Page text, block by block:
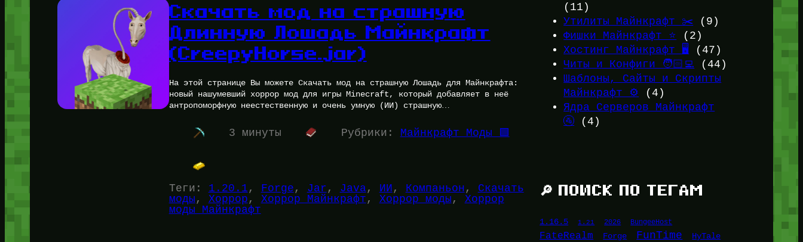
Скачать мод на страшную
Длинную Лошадь Майнкрафт
(CreepyHorse.jar)
На этой странице Вы можете Скачать мод на страшную Лошадь для Майнкрафта:
новый нашумевший хоррор мод для игры Minecraft, который добавляет в неё
антропоморфную неестественную и очень умную (ИИ) страшную…
3 минуты Рубрики: Майнкрафт Моды 🟩
Теги: 1.20.1 , Forge , Jar , Java, ИИ , Компаньон , Скачать
моды , Хоррор , Хоррор Майнкрафт , Хоррор моды , Хоррор
моды Майнкрафт
(11)
Утилиты Майнкрафт ✂️ (9)
Фишки Майнкрафт ⭐ (2)
Хостинг Майнкрафт 🖥️
(47)
Читы и Конфиги 🧑🏻‍💻 (44)
Шаблоны, Сайты и Скрипты
Майнкрафт ⚙️ (4)
Ядра Серверов Майнкрафт
🚰 (4)
🔎 ПОИСК ПО ТЕГАМ
1.16.5 1.21 2026 BungeeHost
FateRealm Forge FunTime HyTale